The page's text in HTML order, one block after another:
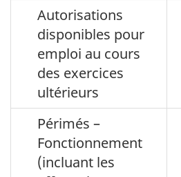
Autorisations
disponibles pour
emploi au cours
des exercices
ultérieurs
Périmés –
Fonctionnement
(incluant les